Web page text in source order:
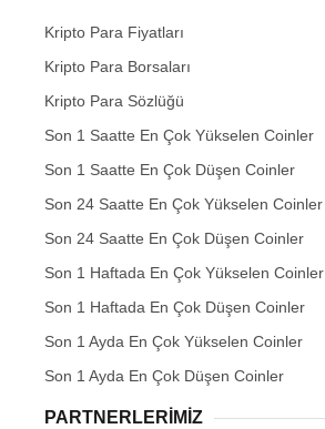
Kripto Para Fiyatları
Kripto Para Borsaları
Kripto Para Sözlüğü
Son 1 Saatte En Çok Yükselen Coinler
Son 1 Saatte En Çok Düşen Coinler
Son 24 Saatte En Çok Yükselen Coinler
Son 24 Saatte En Çok Düşen Coinler
Son 1 Haftada En Çok Yükselen Coinler
Son 1 Haftada En Çok Düşen Coinler
Son 1 Ayda En Çok Yükselen Coinler
Son 1 Ayda En Çok Düşen Coinler
PARTNERLERIMIZ